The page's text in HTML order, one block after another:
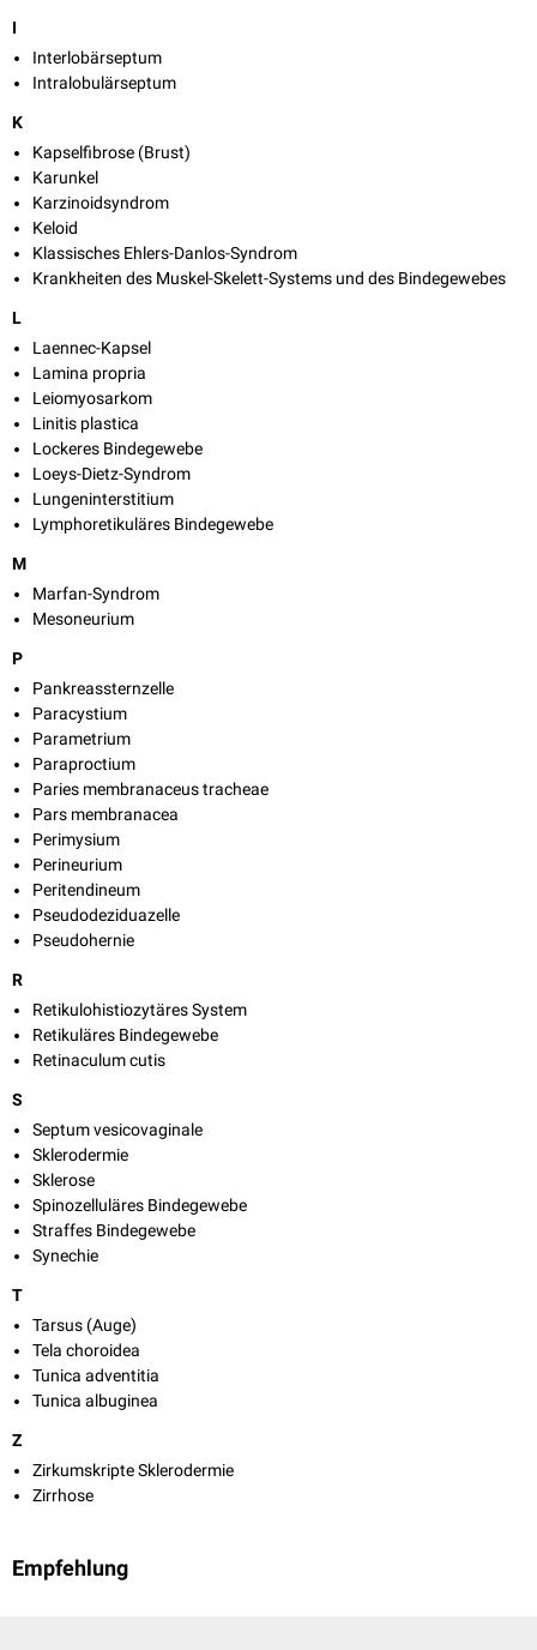
I
Interlobärseptum
Intralobulärseptum
K
Kapselfibrose (Brust)
Karunkel
Karzinoidsyndrom
Keloid
Klassisches Ehlers-Danlos-Syndrom
Krankheiten des Muskel-Skelett-Systems und des Bindegewebes
L
Laennec-Kapsel
Lamina propria
Leiomyosarkom
Linitis plastica
Lockeres Bindegewebe
Loeys-Dietz-Syndrom
Lungeninterstitium
Lymphoretikuläres Bindegewebe
M
Marfan-Syndrom
Mesoneurium
P
Pankreassternzelle
Paracystium
Parametrium
Paraproctium
Paries membranaceus tracheae
Pars membranacea
Perimysium
Perineurium
Peritendineum
Pseudodeziduazelle
Pseudohernie
R
Retikulohistiozytäres System
Retikuläres Bindegewebe
Retinaculum cutis
S
Septum vesicovaginale
Sklerodermie
Sklerose
Spinozelluläres Bindegewebe
Straffes Bindegewebe
Synechie
T
Tarsus (Auge)
Tela choroidea
Tunica adventitia
Tunica albuginea
Z
Zirkumskripte Sklerodermie
Zirrhose
Empfehlung